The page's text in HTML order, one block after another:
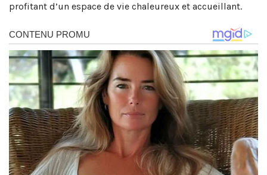
profitant d’un espace de vie chaleureux et accueillant.